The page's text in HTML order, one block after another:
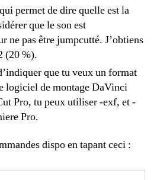
permet de dire quelle est la
que le son est
ne pas être jumpcutté. J’obtiens
(20 %).
que tu veux un format
logiciel de montage DaVinci
Pro, tu peux utiliser -exf, et -
Pro.
dispo en tapant ceci :